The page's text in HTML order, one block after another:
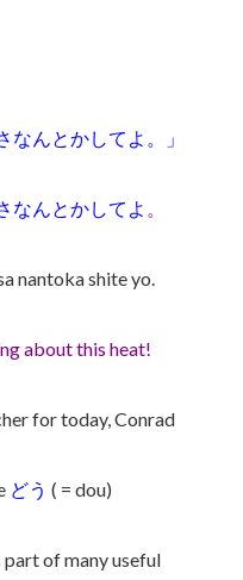
なんとかしてよ。」
なんとかしてよ
nantoka shite yo.
about this heat!
for today, Conrad
どう ( = dou)
part of many useful